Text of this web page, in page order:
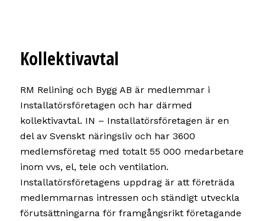
Kollektivavtal
RM Relining och Bygg AB är medlemmar i
Installatörsföretagen och har därmed
kollektivavtal. IN – Installatörsföretagen är en
del av Svenskt näringsliv och har 3600
medlemsföretag med totalt 55 000 medarbetare
inom vvs, el, tele och ventilation.
Installatörsföretagens uppdrag är att företräda
medlemmarnas intressen och ständigt utveckla
förutsättningarna för framgångsrikt företagande